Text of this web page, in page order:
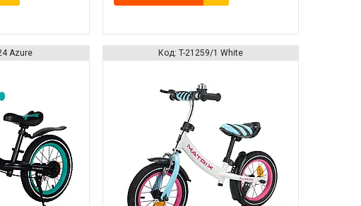
Azure T-21259/1 White